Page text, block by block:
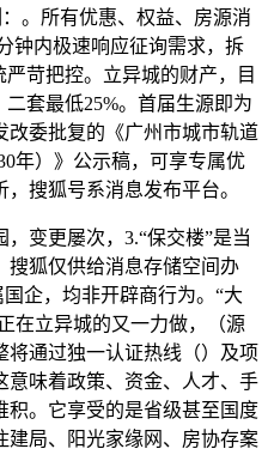
。所有优惠、权益、房源消
钟内极速响应征询需求，拆
苛把控。立异城的财产，目
套最低25%。首届生源即为
改委批复的《广州市城市轨道
年）》公示稿，可享专属优
搜狐号系消息发布平台。
变更屡次，3.“保交楼”是当
搜狐仅供给消息存储空间办
企，均非开辟商行为。“大
在立异城的又一力做，（源
将通过独一认证热线（）及项
意味着政策、资金、人才、手
积。它享受的是省级甚至国度
建局、阳光家缘网、房协存案